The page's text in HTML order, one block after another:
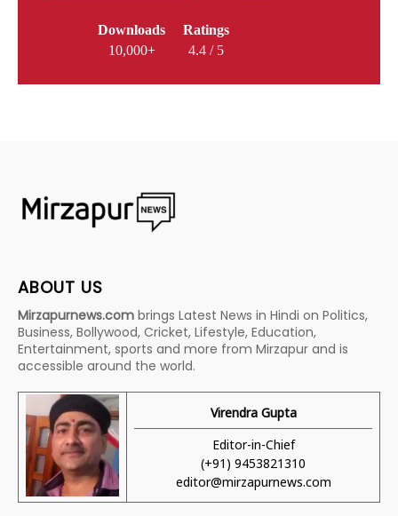
Downloads
10,000+
Ratings
4.4 / 5
ABOUT US
Mirzapurnews.com brings Latest News in Hindi on Politics,
Business, Bollywood, Cricket, Lifestyle, Education,
Entertainment, sports and more from Mirzapur and is
accessible around the world.
Virendra Gupta
Editor-in-Chief
(+91) 9453821310
editor@mirzapurnews.com